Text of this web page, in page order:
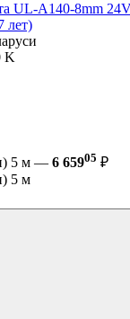
UL-A140-8mm
лет)
K
5 м — 6 65905 ₽
5 м